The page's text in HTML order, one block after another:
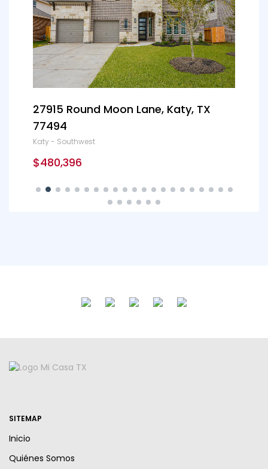
27915 Round Moon Lane, Katy, TX
77494
Katy - Southwest
$480,396
SITEMAP
Inicio
Quiénes Somos